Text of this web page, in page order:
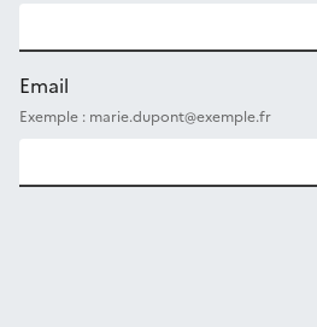
Email
Exemple : marie.dupont@exemple.fr